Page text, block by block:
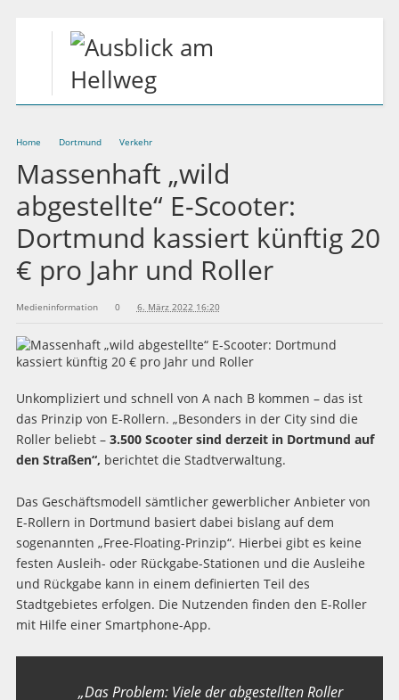
Home Dortmund Verkehr
Massenhaft „wild
abgestellte“ E-Scooter:
Dortmund kassiert künftig 20
€ pro Jahr und Roller
Medieninformation 0 6. März 2022 16:20
Unkompliziert und schnell von A nach B kommen – das ist
das Prinzip von E-Rollern. „Besonders in der City sind die
Roller beliebt –3.500 Scooter sind derzeit in Dortmund auf
den Straßen“, berichtet die Stadtverwaltung.
Das Geschäftsmodell sämtlicher gewerblicher Anbieter von
E-Rollern in Dortmund basiert dabei bislang auf dem
sogenannten „Free-Floating-Prinzip“. Hierbei gibt es keine
festen Ausleih- oder Rückgabe-Stationen und die Ausleihe
und Rückgabe kann in einem definierten Teil des
Stadtgebietes erfolgen. Die Nutzenden finden den E-Roller
mit Hilfe einer Smartphone-App.
„Das Problem: Viele der abgestellten Roller